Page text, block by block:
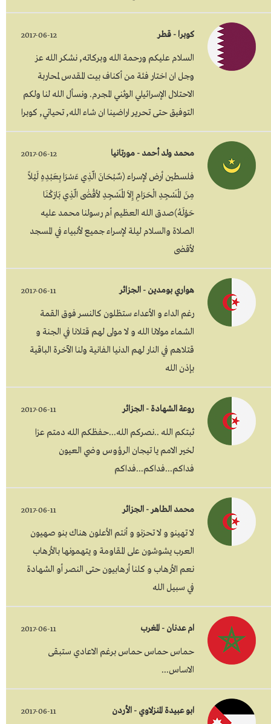
كوبرا - قطر 2017-06-12
السلام عليكم ورحمة الله وبركاته, نشكر الله عز
وجل ان اختار فئة من أكناف بيت المقدس لمحاربة
الاحتلال الإسرائيلي الوثني المجرم. ونسأل الله لنا ولكم
التوفيق حتى تحرير اراضينا ان شاء الله, تحياتي, كوبرا
محمد ولد أحمد - مورتانيا 2017-06-12
فلسطين أرض لإسراء (سٌبْحَانَ الّذِي ءَسْرَا بِعَبْدِهِ لَيْلاً
مِنَ الْمَسْجِدِ الْحَرَامِ إِلاَ الْمَسْجِدِ لأقْصَٰى الّذِي بَارَكْنَا
حَوْلَهُ)صدق الله العظيم أم رسولنا محمد عليه
الصلاة والسلام ليلة لإسراء جميع لأنبياء في المسجد
لأقصٰى
هواري بومدين - الجزائر 2017-06-11
رغم الداء و الأعداء ستظلون كالنسر فوق القمة
الشماء مولانا الله و لا مولى لهم قتلانا في الجنة و
قتلاهم في النار لهم الدنيا الفانية ولنا الآخرة الباقية
بإذن الله
روعة الشهادة - الجزائر 2017-06-11
ثبتكم الله ..نصركم الله...حفظكم الله دمتم عزا
لخير الامم يا تيجان الرؤوس وضي العيون
فداكم...فداكم...فداكم
محمد الطاهر - الجزائر 2017-06-11
لا تهينو و لا تحزنو و أنتم الأعلون هناك بنو صهيون
العرب يشوشون على المقاومة و يتهمونها بالأرهاب
نعم الأرهاب و كلنا أرهابيون حتى النصر أو الشهادة
في سبيل الله
ام عدنان - المغرب 2017-06-11
حماس حماس حماس برغم الاعادي ستبقى
الاساس...
ابو عبيدة المنزلاوي - الأردن 2017-06-11